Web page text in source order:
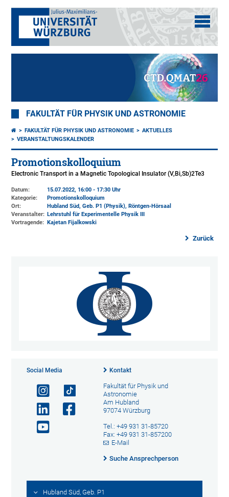
FAKULTÄT FÜR PHYSIK UND ASTRONOMIE
FAKULTÄT FÜR PHYSIK UND ASTRONOMIE
AKTUELLES
VERANSTALTUNGSKALENDER
Promotionskolloquium
Electronic Transport in a Magnetic Topological Insulator (V,Bi,Sb)2Te3
Datum:
15.07.2022, 16:00 - 17:30 Uhr
Kategorie:
Promotionskolloquium
Ort:
Hubland Süd, Geb. P1 (Physik), Röntgen-Hörsaal
Veranstalter: Lehrstuhl für Experimentelle Physik III
Vortragende:
Kajetan Fijalkowski
Zurück
Social Media Kontakt
Fakultät für Physik und
Astronomie
Am Hubland
97074 Würzburg
Tel.: +49 931 31-85720
Fax: +49 931 31-857200
E-Mail
Suche Ansprechperson
Hubland Süd, Geb. P1